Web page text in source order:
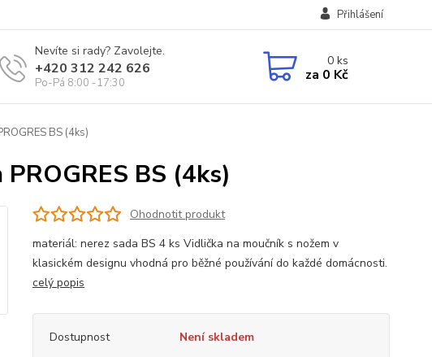
Přihlášení
Nevíte si rady? Zavolejte.
+420 312 242 626
Po-Pá 8:00 -17:30
0ks
za 0 Kč
BS (4ks)
BS (4ks)
Ohodnotit produkt
materiál: nerez sada BS 4 ks Vidlička na moučník s nožem v
klasickém designu vhodná pro běžné používání do každé domácnosti.
celý popis
Dostupnost Není skladem